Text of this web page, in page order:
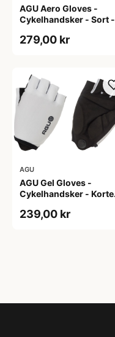
AGU Aero Gloves -
Cykelhandsker - Sort -
279,00 kr
AGU
AGU Gel Gloves -
Cykelhandsker - Korte
239,00 kr